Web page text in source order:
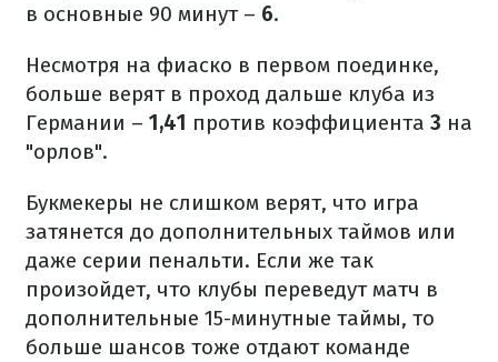
в основные 90 минут – 6.
Несмотря на фиаско в первом поединке,
больше верят в проход дальше клуба из
Германии – 1,41 против коэффициента 3 на
"орлов".
Букмекеры не слишком верят, что игра
затянется до дополнительных таймов или
даже серии пенальти. Если же так
произойдет, что клубы переведут матч в
дополнительные 15-минутные таймы, то
больше шансов тоже отдают команде